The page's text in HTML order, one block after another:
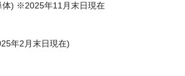
体) ※2025年11月末日現在
年2月末日現在)